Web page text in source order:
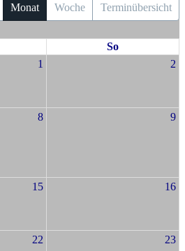
Monat Woche Terminübersicht
So
1 2
8 9
15 16
22 23